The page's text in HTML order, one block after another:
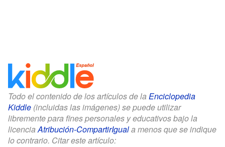
Todo el contenido de los artículos de la Enciclopedia
Kiddle (incluidas las imágenes) se puede utilizar
libremente para fines personales y educativos bajo la
licenciaAtribución-CompartirIguala menos que se indique
lo contrario. Citar este artículo: